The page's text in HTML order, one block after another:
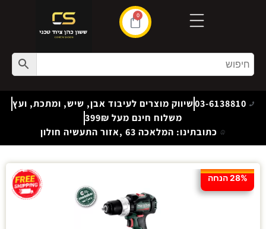
0
03-6138810שיווק מוצרים לעיבוד אבן, שיש, ומתכת, ועץ
משלוח חינם מעל 399₪
כתובתינו: המלאכה 63 ,אזור התעשיה חולון
28% הנחה